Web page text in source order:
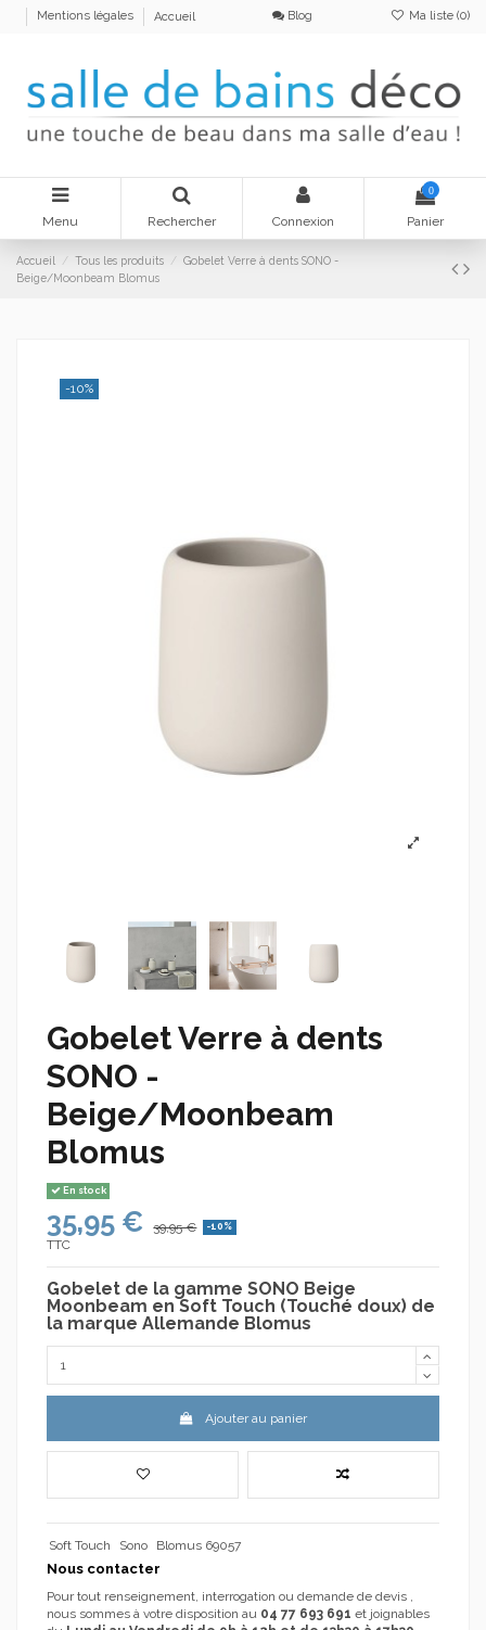
Mentions légales Accueil Blog Ma liste (0)
Menu Rechercher Connexion
0
Panier
Accueil Tous les produits
Gobelet Verre à dents SONO -
Beige/Moonbeam Blomus
-10%
Gobelet Verre à dents
SONO -
Beige/Moonbeam
Blomus
En stock
35,95 € 39,95 € -10%
TTC
Gobelet de la gamme SONO Beige
Moonbeam en Soft Touch (Touché doux) de
la marque Allemande Blomus
Ajouter au panier
Soft Touch Sono Blomus 69057
Nous contacter
Pour tout renseignement, interrogation ou demande de devis ,
nous sommes à votre disposition au 04 77 693 691 et joignables